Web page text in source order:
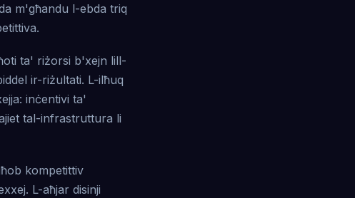
m'għandu l-ebda triq
ta' riżorsi b'xejn lill-
ir-riżultati. L-ilħuq
inċentivi ta'
tal-infrastruttura li
kompetittiv
L-aħjar disinji